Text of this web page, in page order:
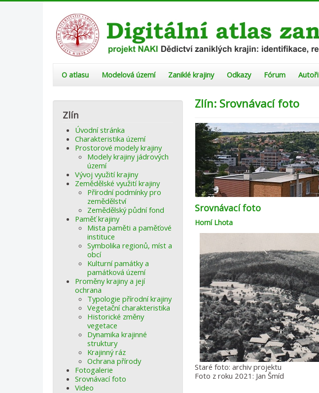
O atlasu Modelová území Zaniklé krajiny Odkazy Fórum Autoři
Zlín
Úvodní stránka
Charakteristika území
Prostorové modely krajiny
Modely krajiny jádrových
území
Vývoj využití krajiny
Zemědělské využití krajiny
Přírodní podmínky pro
zemědělství
Zemědělský půdní fond
Paměť krajiny
Mista paměti a paměťové
instituce
Symbolika regionů, míst a
obcí
Kulturní památky a
památková území
Proměny krajiny a její
ochrana
Typologie přírodní krajiny
Vegetační charakteristika
Historické změny
vegetace
Dynamika krajinné
struktury
Krajinný ráz
Ochrana přírody
Fotogalerie
Srovnávací foto
Video
Zlín: Srovnávací foto
Srovnávací foto
Horní Lhota
Staré foto: archiv projektu
Foto z roku 2021: Jan Šmíd